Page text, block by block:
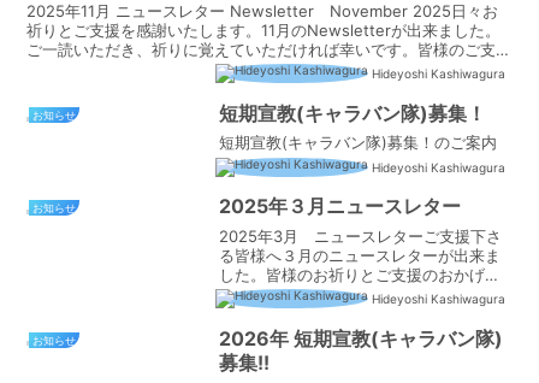
2025年11月 ニュースレター Newsletter November 2025日々お
祈りとご支援を感謝いたします。11月のNewsletterが出来ました。
ご一読いただき、祈りに覚えていただければ幸いです。皆様のご支援
Hideyoshi Kashiwagura
お知らせ 短期宣教(キャラバン隊)募集！
短期宣教(キャラバン隊)募集！のご案内
Hideyoshi Kashiwagura
お知らせ 2025年３月ニュースレター
2025年3月 ニュースレターご支援下さ
る皆様へ３月のニュースレターが出来ま
した。皆様のお祈りとご支援のおかげ
で、宣教は驚くほど進んでいます！本当
にありがとうございます。さて、３月の
ニュースレターをご一読くださり、引き
続きお祈り宜しくお願い...
Hideyoshi Kashiwagura
お知らせ
2026年 短期宣教(キャラバン隊)
募集!!